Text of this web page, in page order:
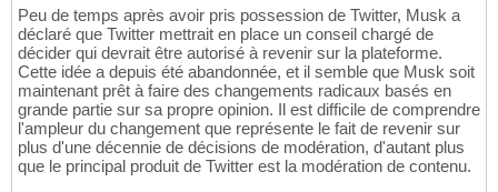
Peu de temps après avoir pris possession de Twitter, Musk a
déclaré que Twitter mettrait en place un conseil chargé de
décider qui devrait être autorisé à revenir sur la plateforme.
Cette idée a depuis été abandonnée, et il semble que Musk soit
maintenant prêt à faire des changements radicaux basés en
grande partie sur sa propre opinion. Il est difficile de comprendre
l'ampleur du changement que représente le fait de revenir sur
plus d'une décennie de décisions de modération, d'autant plus
que le principal produit de Twitter est la modération de contenu.